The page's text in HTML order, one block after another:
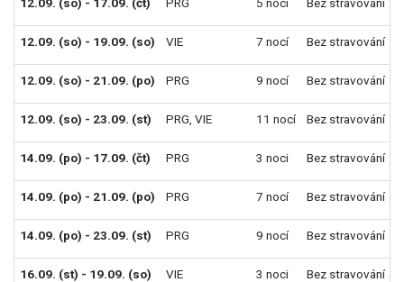
12.09. (so) - 19.09. (so) VIE 7 nocí Bez stravování
12.09. (so) - 21.09. (po) PRG 9 nocí Bez stravování
12.09. (so) - 23.09. (st) PRG VIE 11 nocí Bez stravování
14.09. (po) - 17.09. (čt) PRG 3 noci Bez stravování
14.09. (po) - 21.09. (po) PRG 7 nocí Bez stravování
14.09. (po) - 23.09. (st) PRG 9 nocí Bez stravování
16.09. (st) - 19.09. (so) VIE 3 noci Bez stravování